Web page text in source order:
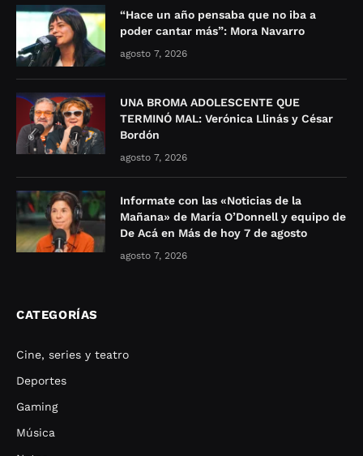
“Hace un año pensaba que no iba a
poder cantar más”: Mora Navarro
agosto 7, 2026
UNA BROMA ADOLESCENTE QUE
TERMINÓ MAL: Verónica Llinás y César
Bordón
agosto 7, 2026
Informate con las «Noticias de la
Mañana» de María O’Donnell y equipo de
De Acá en Más de hoy 7 de agosto
agosto 7, 2026
CATEGORÍAS
Cine, series y teatro
Deportes
Gaming
Música